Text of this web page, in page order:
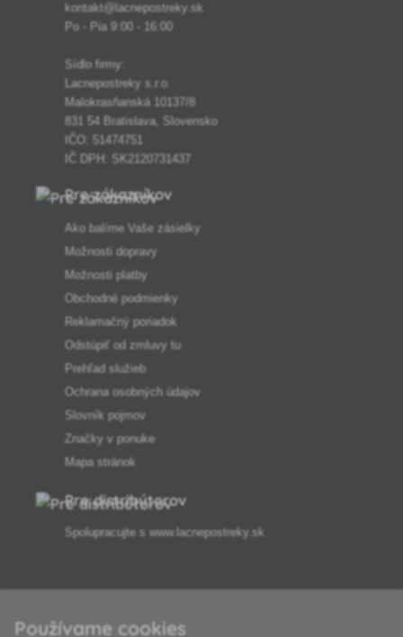
kontakt@lacnepostreky.sk
Po - Pia 9:00 - 16:00
Sídlo firmy:
Lacnepostreky s.r.o.
Malokrasňanská 10137/8
831 54 Bratislava, Slovensko
IČO: 51474751
IČ DPH: SK2120731437
Pre zákazníkov
Ako balíme Vaše zásielky
Možnosti dopravy
Možnosti platby
Obchodné podmienky
Reklamačný poriadok
Odstúpiť od zmluvy tu
Prehľad služieb
Ochrana osobných údajov
Slovník pojmov
Značky v ponuke
Mapa stránok
Pre distribútorov
Spolupracujte s www.lacnepostreky.sk
Vždy vám odborne poradíme
Používame cookies